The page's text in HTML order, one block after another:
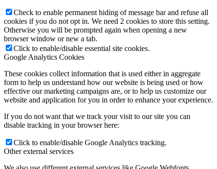
Check to enable permanent hiding of message bar and refuse all
cookies if you do not opt in. We need 2 cookies to store this setting.
Otherwise you will be prompted again when opening a new
browser window or new a tab.
Click to enable/disable essential site cookies.
Google Analytics Cookies
These cookies collect information that is used either in aggregate
form to help us understand how our website is being used or how
effective our marketing campaigns are, or to help us customize our
website and application for you in order to enhance your experience.
If you do not want that we track your visit to our site you can
disable tracking in your browser here:
Click to enable/disable Google Analytics tracking.
Other external services